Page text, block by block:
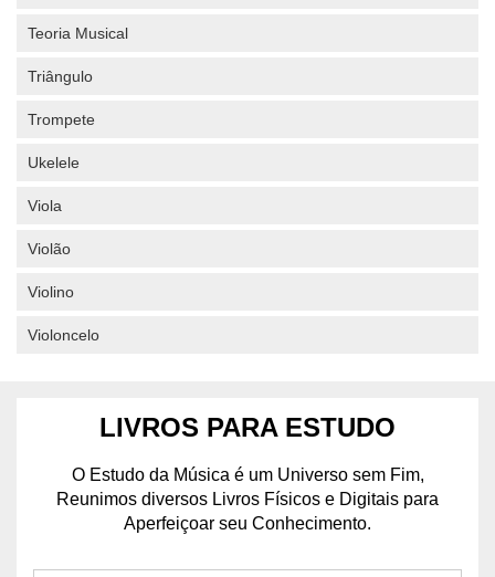
Teoria Musical
Triângulo
Trompete
Ukelele
Viola
Violão
Violino
Violoncelo
LIVROS PARA ESTUDO
O Estudo da Música é um Universo sem Fim,
Reunimos diversos Livros Físicos e Digitais para
Aperfeiçoar seu Conhecimento.